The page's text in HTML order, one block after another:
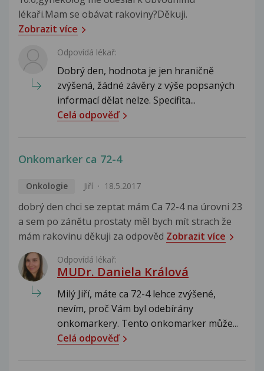
lékaři.Mam se obávat rakoviny?Děkuji.
Zobrazit více
Odpovídá lékař:
Dobrý den, hodnota je jen hraničně
zvýšená, žádné závěry z výše popsaných
informací dělat nelze. Specifita...
Celá odpověď
Onkomarker ca 72-4
Onkologie Jiří 18.5.2017
dobrý den chci se zeptat mám Ca 72-4 na úrovni 23
a sem po zánětu prostaty měl bych mít strach že
mám rakovinu děkuji za odpověd Zobrazit více
Odpovídá lékař:
MUDr. Daniela Králová
Milý Jiří, máte ca 72-4 lehce zvýšené,
nevím, proč Vám byl odebírány
onkomarkery. Tento onkomarker může...
Celá odpověď